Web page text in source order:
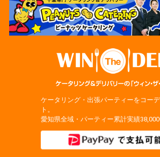
ケータリング・出張パーティーをコー
ト。
愛知県全域・パーティー累計実績38,000